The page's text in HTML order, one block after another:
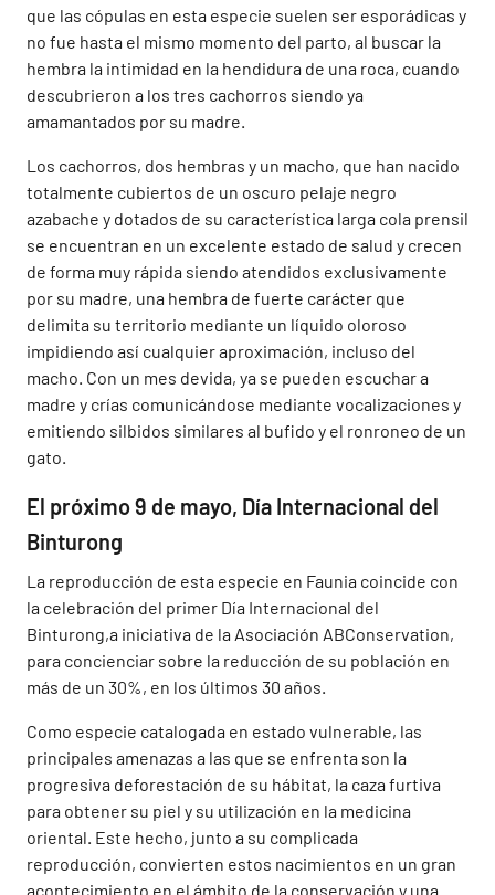
que las cópulas en esta especie suelen ser esporádicas y
no fue hasta el mismo momento del parto, al buscar la
hembra la intimidad en la hendidura de una roca, cuando
descubrieron a los tres cachorros siendo ya
amamantados por su madre.
Los cachorros, dos hembras y un macho, que han nacido
totalmente cubiertos de un oscuro pelaje negro
azabache y dotados de su característica larga cola prensil
se encuentran en un excelente estado de salud y crecen
de forma muy rápida siendo atendidos exclusivamente
por su madre, una hembra de fuerte carácter que
delimita su territorio mediante un líquido oloroso
impidiendo así cualquier aproximación, incluso del
macho. Con un mes devida, ya se pueden escuchar a
madre y crías comunicándose mediante vocalizaciones y
emitiendo silbidos similares al bufido y el ronroneo de un
gato.
El próximo 9 de mayo, Día Internacional del
Binturong
La reproducción de esta especie en Faunia coincide con
la celebración del primer Día Internacional del
Binturong,a iniciativa de la Asociación ABConservation,
para concienciar sobre la reducción de su población en
más de un 30%, en los últimos 30 años.
Como especie catalogada en estado vulnerable, las
principales amenazas a las que se enfrenta son la
progresiva deforestación de su hábitat, la caza furtiva
para obtener su piel y su utilización en la medicina
oriental. Este hecho, junto a su complicada
reproducción, convierten estos nacimientos en un gran
acontecimiento en el ámbito de la conservación y una